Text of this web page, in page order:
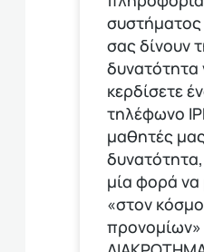
συστήματος
σας δίνουν
δυνατότητα
κερδίσετε
τηλέφωνο
μαθητές
μία φορά
«στον
προνομίων»